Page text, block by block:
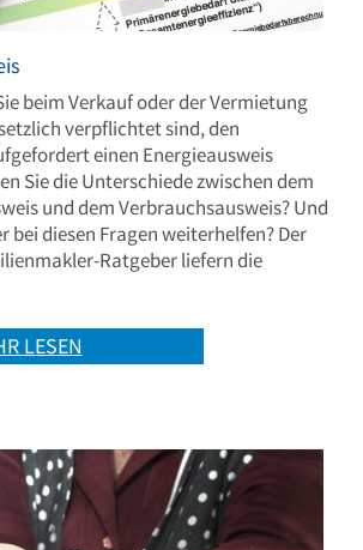
beim Verkauf oder der Vermietung
verpflichtet sind, den
einen Energieausweis
Sie die Unterschiede zwischen dem
und dem Verbrauchsausweis? Und
bei diesen Fragen weiterhelfen? Der
Ratgeber liefern die
LESEN